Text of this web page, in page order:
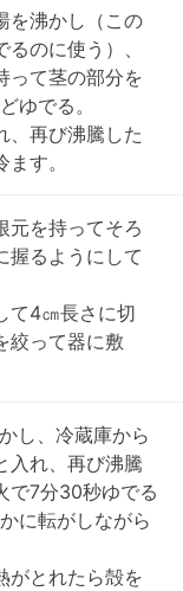
を沸かし（この
のに使う）、
って茎の部分を
ゆでる。
、再び沸騰した
す。
元を持ってそろ
握るようにして
て4㎝長さに切
絞って器に敷
し、冷蔵庫から
入れ、再び沸騰
で7分30秒ゆでる
に転がしながら
がとれたら殻を